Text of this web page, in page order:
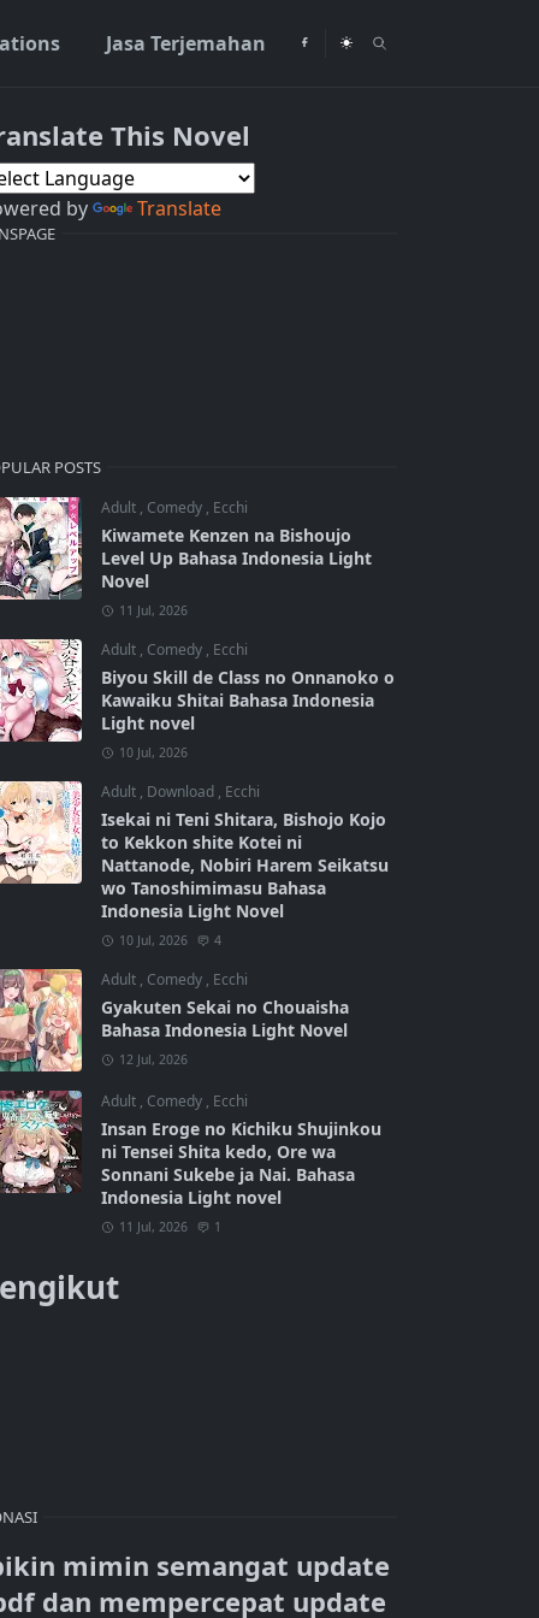
Jasa Terjemahan
This Novel
by Translate
POSTS
Adult , Comedy , Ecchi
Kiwamete Kenzen na Bishoujo
Level Up Bahasa Indonesia Light
Novel
11 Jul, 2026
Adult , Comedy , Ecchi
Biyou Skill de Class no Onnanoko o
Kawaiku Shitai Bahasa Indonesia
Light novel
10 Jul, 2026
Adult , Download , Ecchi
Isekai ni Teni Shitara, Bishojo Kojo
to Kekkon shite Kotei ni
Nattanode, Nobiri Harem Seikatsu
wo Tanoshimimasu Bahasa
Indonesia Light Novel
10 Jul, 2026 4
Adult , Comedy , Ecchi
Gyakuten Sekai no Chouaisha
Bahasa Indonesia Light Novel
12 Jul, 2026
Adult , Comedy , Ecchi
Insan Eroge no Kichiku Shujinkou
ni Tensei Shita kedo, Ore wa
Sonnani Sukebe ja Nai. Bahasa
Indonesia Light novel
11 Jul, 2026 1
mimin semangat update
dan mempercepat update